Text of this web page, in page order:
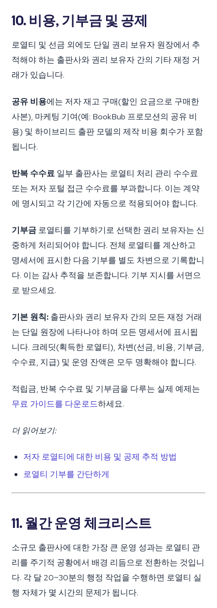
10. 비용, 기부금 및 공제
로열티 및 선금 외에도 단일 권리 보유자 원장에서 추
적해야 하는 출판사와 권리 보유자 간의 기타 재정 거
래가 있습니다.
공유 비용에는 저자 재고 구매(할인 요금으로 구매한
사본), 마케팅 기여(예: BookBub 프로모션의 공유 비
용) 및 하이브리드 출판 모델의 제작 비용 회수가 포함
됩니다.
반복 수수료 일부 출판사는 로열티 처리 관리 수수료
또는 저자 포털 접근 수수료를 부과합니다. 이는 계약
에 명시되고 각 기간에 자동으로 적용되어야 합니다.
기부금 로열티를 기부하기로 선택한 권리 보유자는 신
중하게 처리되어야 합니다. 전체 로열티를 계산하고
명세서에 표시한 다음 기부를 별도 차변으로 기록합니
다. 이는 감사 추적을 보존합니다. 기부 지시를 서면으
로 받으세요.
기본 원칙: 출판사와 권리 보유자 간의 모든 재정 거래
는 단일 원장에 나타나야 하며 모든 명세서에 표시됩
니다. 크레딧(획득한 로열티), 차변(선금, 비용, 기부금,
수수료, 지급) 및 운영 잔액은 모두 명확해야 합니다.
적립금, 반복 수수료 및 기부금을 다루는 실제 예제는
무료 가이드를 다운로드하세요.
더 읽어보기:
저자 로열티에 대한 비용 및 공제 추적 방법
로열티 기부를 간단하게
11. 월간 운영 체크리스트
소규모 출판사에 대한 가장 큰 운영 성과는 로열티 관
리를 주기적 공황에서 배경 리듬으로 전환하는 것입니
다. 각 달 20~30분의 행정 작업을 수행하면 로열티 실
행 자체가 몇 시간의 문제가 됩니다.